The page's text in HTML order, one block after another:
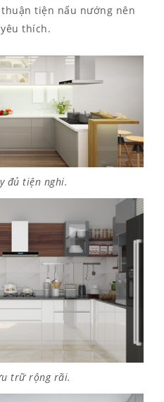
tiện nấu nướng nên
thích.
đủ tiện nghi.
trữ rộng rãi.